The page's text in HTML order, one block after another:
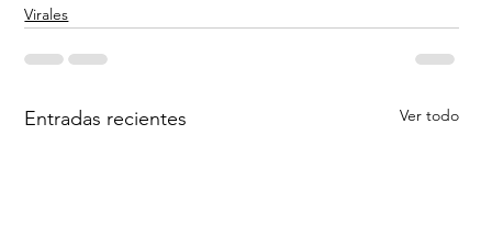
Virales
Entradas recientes Ver todo